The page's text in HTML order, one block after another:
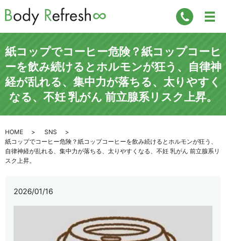
紙コップでコーヒー危険？紙コップコーヒ
ーを飲み続けるとホルモンが狂う、自律神
経が乱れる、集中力が落ちる、太りやすく
なる、不妊 乳がん 前立腺系リスク上昇。
HOME
SNS
紙コップでコーヒー危険？紙コップコーヒーを飲み続けるとホルモンが狂う、
自律神経が乱れる、集中力が落ちる、太りやすくなる、不妊 乳がん 前立腺系リ
スク上昇。
2026/01/16